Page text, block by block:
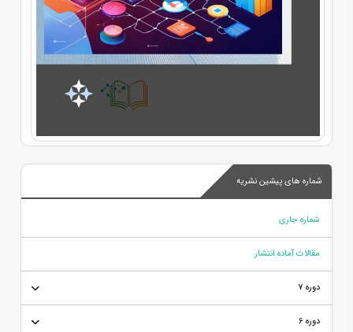
شماره های پیشین نشریه
شماره جاری
مقالات آماده انتشار
دوره 7
دوره 6